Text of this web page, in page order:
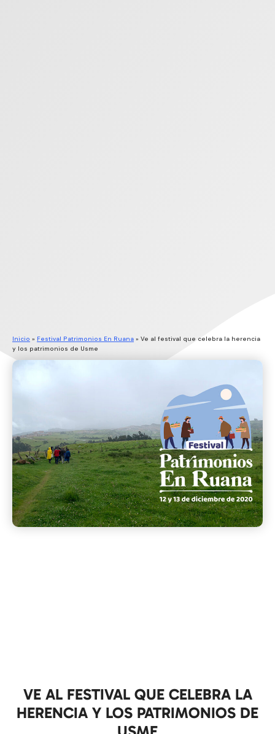
Inicio » Festival Patrimonios En Ruana » Ve al festival que celebra la herencia
y los patrimonios de Usme
VE AL FESTIVAL QUE CELEBRA LA
HERENCIA Y LOS PATRIMONIOS DE